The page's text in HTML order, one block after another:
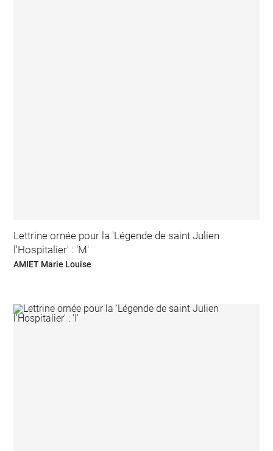
Lettrine ornée pour la 'Légende de saint Julien
l'Hospitalier' : 'M'
AMIET Marie Louise